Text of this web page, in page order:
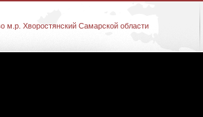
м.р. Хворостянский Самарской области